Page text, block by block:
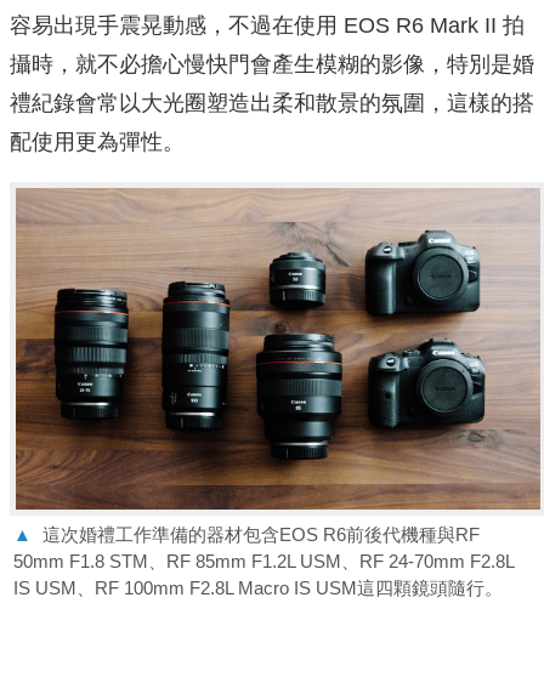
容易出現手震晃動感，不過在使用 EOS R6 Mark II 拍
攝時，就不必擔心慢快門會產生模糊的影像，特別是婚
禮紀錄會常以大光圈塑造出柔和散景的氛圍，這樣的搭
配使用更為彈性。
▲
這次婚禮工作準備的器材包含EOS R6前後代機種與RF
50mm F1.8 STM、RF 85mm F1.2L USM、RF 24-70mm F2.8L
IS USM、RF 100mm F2.8L Macro IS USM這四顆鏡頭隨行。